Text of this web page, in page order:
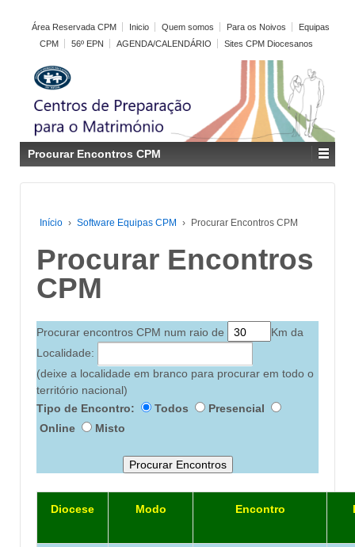
Área Reservada CPM Inicio Quem somos Para os Noivos
Equipas
CPM
56º EPN AGENDA/CALENDÁRIO Sites CPM Diocesanos
Procurar Encontros CPM
Início › Software Equipas CPM › Procurar Encontros CPM
Procurar Encontros
CPM
Procurar encontros CPM num raio de
Km da
Localidade:
(deixe a localidade em branco para procurar em todo o
território nacional)
Tipo de Encontro:
Todos
Presencial
Online
Misto
Procurar Encontros
Diocese Modo Encontro